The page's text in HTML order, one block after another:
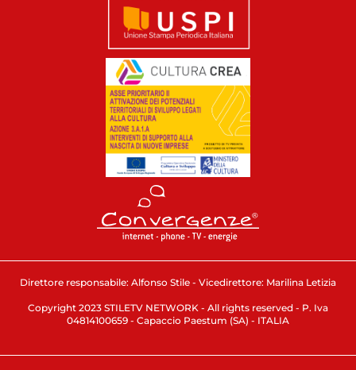
Direttore responsabile: Alfonso Stile - Vicedirettore: Marilina Letizia
Copyright 2023 STILETV NETWORK - All rights reserved - P. Iva
04814100659 - Capaccio Paestum (SA) - ITALIA